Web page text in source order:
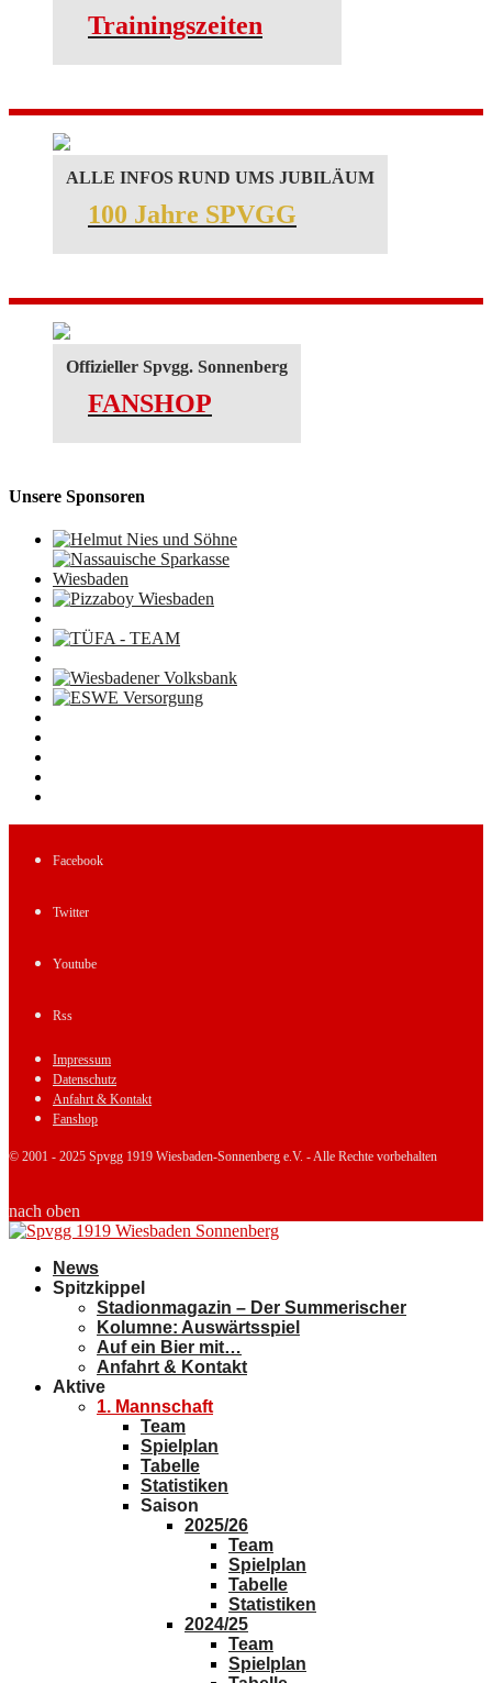
Trainingszeiten
ALLE INFOS RUND UMS JUBILÄUM
100 Jahre SPVGG
Offizieller Spvgg. Sonnenberg
FANSHOP
Unsere Sponsoren
Facebook
Twitter
Youtube
Rss
Impressum
Datenschutz
Anfahrt & Kontakt
Fanshop
© 2001 - 2025 Spvgg 1919 Wiesbaden-Sonnenberg e.V. - Alle Rechte vorbehalten
nach oben
News
Spitzkippel
Stadionmagazin – Der Summerischer
Kolumne: Auswärtsspiel
Auf ein Bier mit…
Anfahrt & Kontakt
Aktive
1. Mannschaft
Team
Spielplan
Tabelle
Statistiken
Saison
2025/26
Team
Spielplan
Tabelle
Statistiken
2024/25
Team
Spielplan